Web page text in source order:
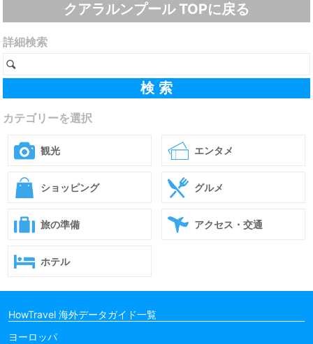
クアラルンプール TOPに戻る
詳細検索
カテゴリーを選択
観光 エンタメ
ショッピング グルメ
旅の準備 アクセス・交通
ホテル
HowTravel 海外データガイド一覧
ヨーロッパ